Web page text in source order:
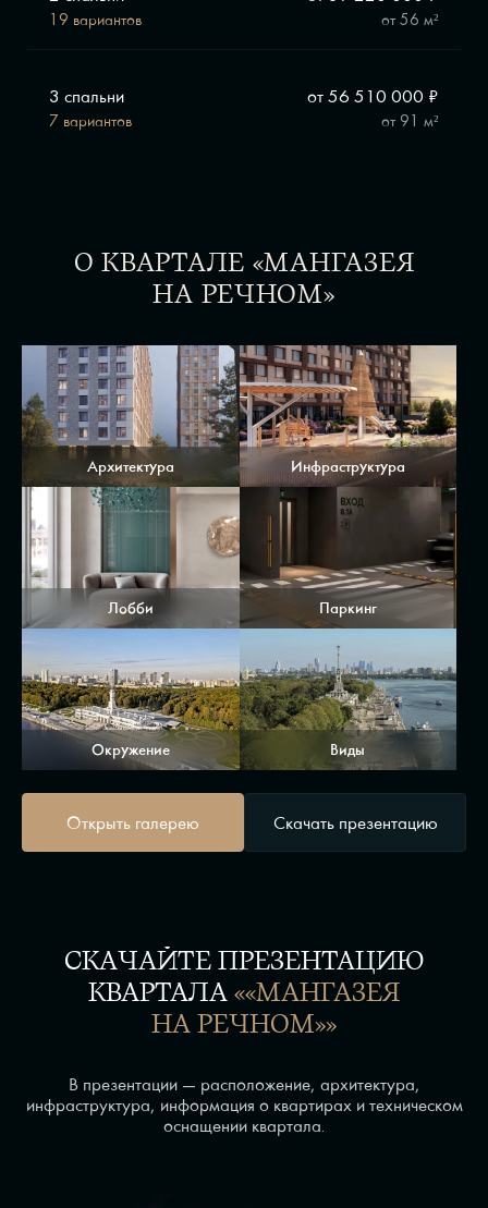
от56 м²
19 вариантов
3 спальни от 56 510 000 ₽
от 91 м²
7 вариантов
О КВАРТАЛЕ «МАНГАЗЕЯ
НА РЕЧНОМ»
Архитектура Инфраструктура
Лобби Паркинг
Окружение Виды
Открыть галерею Скачать презентацию
СКАЧАЙТЕ ПРЕЗЕНТАЦИЮ
КВАРТАЛА ««МАНГАЗЕЯ
НА РЕЧНОМ»»
В презентации — расположение, архитектура,
инфраструктура, информация о квартирах и техническом
оснащении квартала.